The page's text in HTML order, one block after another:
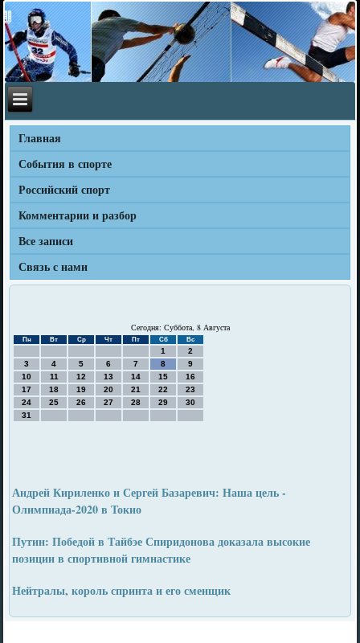
Главная
События в спорте
Российский спорт
Комментарии и разбор
Все записи
Связь с нами
Сегодня: Суббота, 8 Августа
Пн Вт Ср Чт Пт Сб Вс
1
2
3
4 5 6 7 8
9
10
11 12 13 14 15
16
17
18 19 20 21 22
23
24
25 26 27 28 29
30
31
Андрей Кириленко и Сергей Базаревич: Наша цель -
Олимпиада-2020 в Токио
Путин: Победой в Тайбэе Спиридонова доказала высокие
позиции в спортивной гимнастике
Нейтралы, король спринта и его сменщик